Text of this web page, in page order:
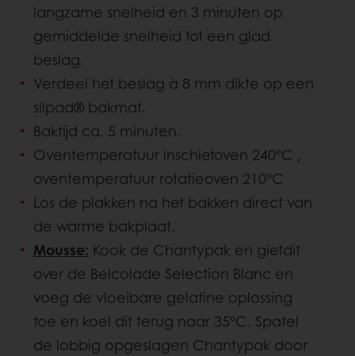
langzame snelheid en 3 minuten op
gemiddelde snelheid tot een glad
beslag.
Verdeel het beslag à 8 mm dikte op een
silpad® bakmat.
Baktijd ca. 5 minuten.
Oventemperatuur inschietoven 240°C ,
oventemperatuur rotatieoven 210°C
Los de plakken na het bakken direct van
de warme bakplaat.
Mousse: Kook de Chantypak en gietdit
over de Belcolade Selection Blanc en
voeg de vloeibare gelatine oplossing
toe en koel dit terug naar 35°C. Spatel
de lobbig opgeslagen Chantypak door